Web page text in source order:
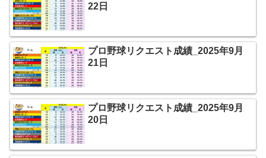
22日
プロ野球リクエスト成績_2025年9月
21日
プロ野球リクエスト成績_2025年9月
20日